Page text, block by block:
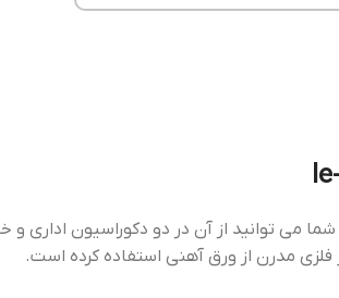
می توانید از آن در دو دکوراسیون اداری و
مدرن از ورق آهنی استفاده کرده است.